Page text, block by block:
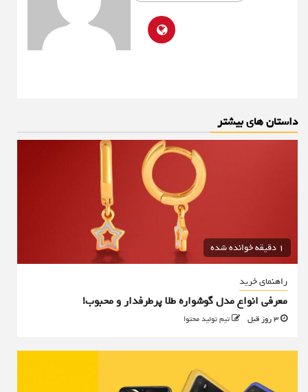
داستان های بیشتر
1 دقیقه خوانده شده
راهنمای خرید
معرفی انواع مدل گوشواره طلا پرطرفدار و محبوب!
تیم تولید محتوا